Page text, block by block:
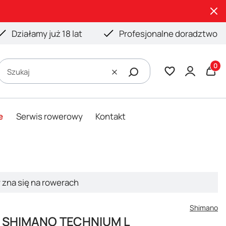
Działamy już 18 lat Profesjonalne doradztwo
WyczyśćSzukaj
Serwis rowerowy Kontakt
się na rowerach
Shimano
TECHNIUM L